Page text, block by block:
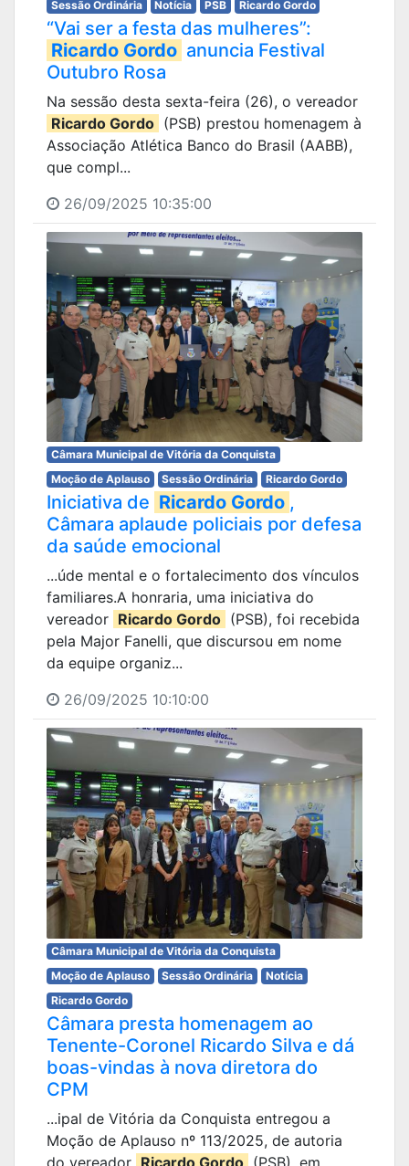
Sessão Ordinária Notícia PSB Ricardo Gordo
“Vai ser a festa das mulheres”:
Ricardo Gordo anuncia Festival
Outubro Rosa
Na sessão desta sexta-feira (26), o vereador
Ricardo Gordo (PSB) prestou homenagem à
Associação Atlética Banco do Brasil (AABB),
que compl...
26/09/2025 10:35:00
Câmara Municipal de Vitória da Conquista
Moção de Aplauso
Sessão Ordinária Ricardo Gordo
Iniciativa de Ricardo Gordo ,
Câmara aplaude policiais por defesa
da saúde emocional
...úde mental e o fortalecimento dos vínculos
familiares.A honraria, uma iniciativa do
vereador Ricardo Gordo (PSB), foi recebida
pela Major Fanelli, que discursou em nome
da equipe organiz...
26/09/2025 10:10:00
Câmara Municipal de Vitória da Conquista
Moção de Aplauso
Sessão Ordinária
Notícia
Ricardo Gordo
Câmara presta homenagem ao
Tenente-Coronel Ricardo Silva e dá
boas-vindas à nova diretora do
CPM
...ipal de Vitória da Conquista entregou a
Moção de Aplauso nº 113/2025, de autoria
do vereador Ricardo Gordo (PSB), em